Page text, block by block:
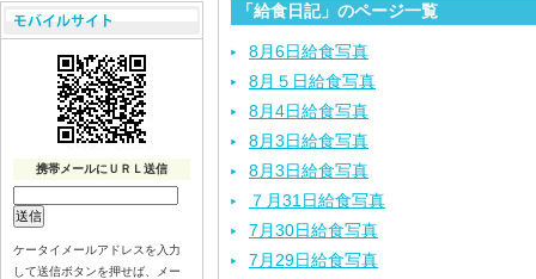
「給食日記」のページ一覧
8月6日給食写真
8月５日給食写真
8月4日給食写真
8月3日給食写真
8月3日給食写真
７月31日給食写真
7月30日給食写真
7月29日給食写真
携帯メールにＵＲＬ送信
ケータイメールアドレスを入力
して送信ボタンを押せば、メー